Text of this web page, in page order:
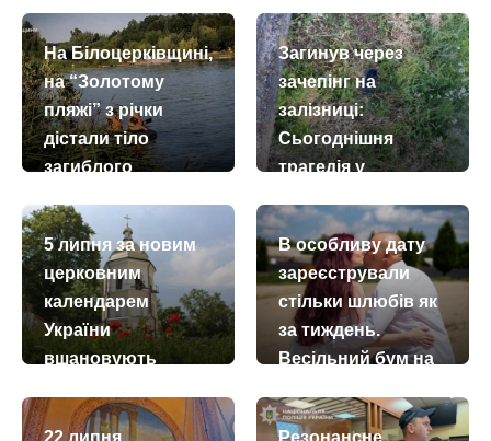
На Білоцерківщині,
на “Золотому
пляжі” з річки
дістали тіло
загиблого
Загинув через
зачепінг на
залізниці:
Сьогоднішня
трагедія у
районі
today23.07.2026 remove_red_eye 1731
5 липня за новим
церковним
календарем
України
вшановують
Афанасія
В особливу дату
зареєстрували
стільки шлюбів як
за тиждень.
Весільний бум на
today09.07.2026 remove_red_eye623
22 липня Резонансне